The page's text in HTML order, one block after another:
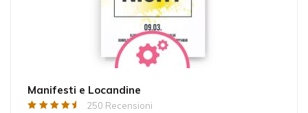
Manifesti e Locandine
250 Recensioni